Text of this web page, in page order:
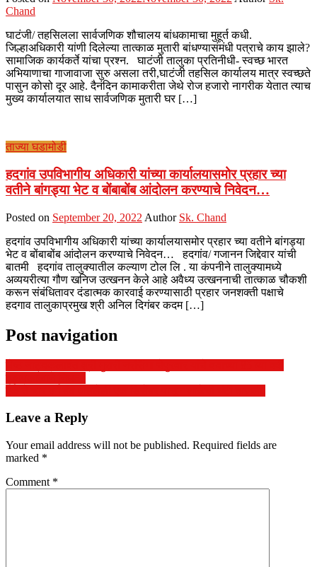
Chand
घाटंजी/ तहसिलला सार्वजणिक शौचालय बांधकामाचा मुहूर्त कधी.
जिल्हाअधिकारी यांणी दिलेल्या तात्काळ मुतारी बांधण्यासंमंधी पत्राचे काय झाले?
सामाजिक कार्यकर्ते यांचा प्रश्न. घाटंजी तालुका प्रतिनीधी- स्वच्छ भारत
अभियाणाचा गाजावाजा सुरु असला तरी,घाटंजी तहसिल कार्यालय मात्र स्वच्छते
पासुन कोसो दूर आहे. दैनंदिन कामाकरीता जेथे रोज हजारो नागरीक येतात त्याच
मुख्य कार्यालयात साध सार्वजणिक मुतारी घर […]
ताज्या घडामोडी
हदगांव उपविभागीय अधिकारी यांच्या कार्यालयासमोर प्रहार च्या
वतीने बांगड्या भेट व बोंबाबोंब आंदोलन करण्याचे निवेदन…
Posted on September 20, 2022 Author Sk. Chand
हदगांव उपविभागीय अधिकारी यांच्या कार्यालयासमोर प्रहार च्या वतीने बांगड्या
भेट व बोंबाबोंब आंदोलन करण्याचे निवेदन… हदगांव/ गजानन जिद्देवार यांची
बातमी हदगांव तालुक्यातील कल्याण टोल लि . या कंपनीने तालुक्यामध्ये
अव्ययरीत्या गौण खनिज उत्खनन केले आहे अवैध्य उत्खननाची तात्काळ चौकशी
करून संबंधितावर दंडात्मक कारवाई करण्यासाठी प्रहार जनशक्ती पक्षाचे
हदगाव तालुकाप्रमुख श्री अनिल दिगंबर कदम […]
Post navigation
Leave a Reply
Your email address will not be published. Required fields are
marked *
Comment *